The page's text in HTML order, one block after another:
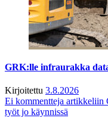
GRK:lle infraurakka
Kirjoitettu 3.8.2026
Ei kommentteja artikkeliin
työt jo käynnissä